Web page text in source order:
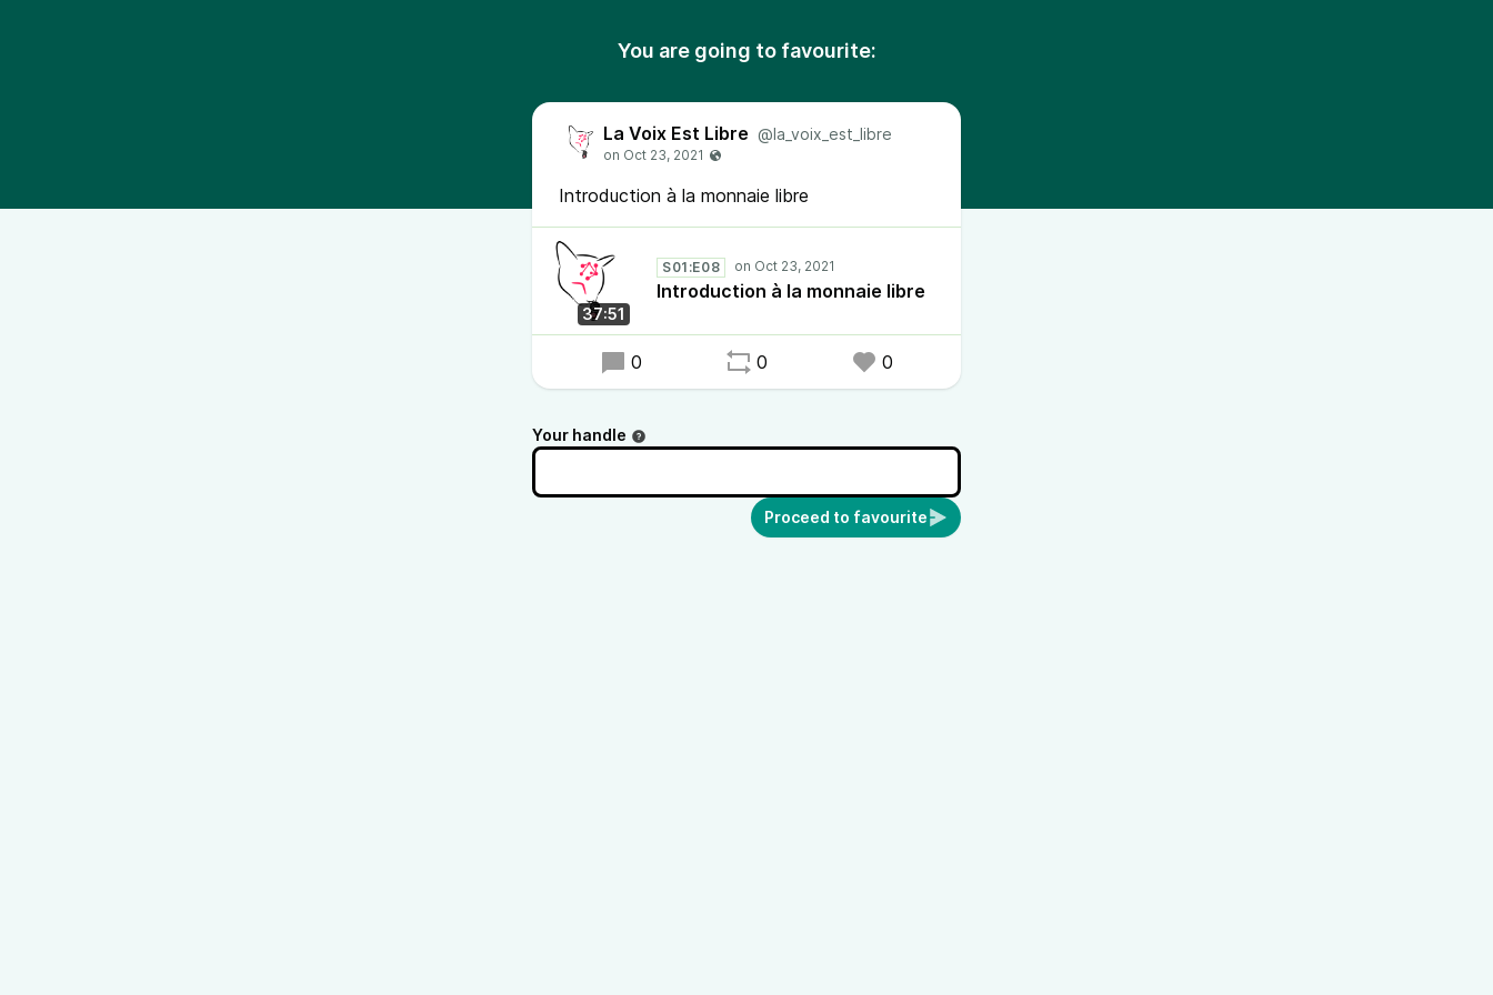
You are going to favourite:
La Voix Est Libre @la_voix_est_libre
Introduction à la monnaie libre
37:51
S01:E08
Introduction à la monnaie libre
0 0 0
Your handle
Proceed to favourite